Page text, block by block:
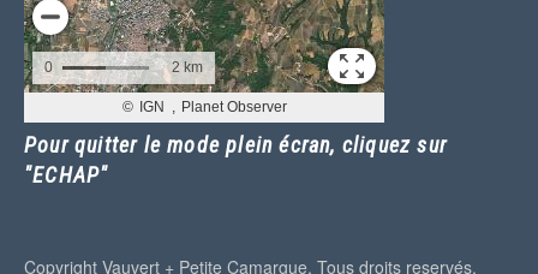
Pour quitter le mode plein écran, cliquez sur
"ECHAP"
Copyright Vauvert + Petite Camargue. Tous droits reservés.